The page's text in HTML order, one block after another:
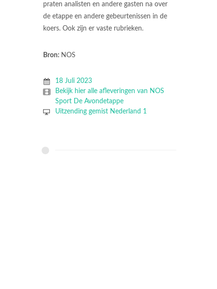
praten analisten en andere gasten na over
de etappe en andere gebeurtenissen in de
koers. Ook zijn er vaste rubrieken.
Bron: NOS
18 Juli 2023
Bekijk hier alle afleveringen van NOS
Sport De Avondetappe
Uitzending gemist Nederland 1